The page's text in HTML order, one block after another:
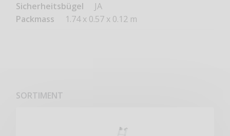
JA
1.74 x 0.57 x 0.12 m
SORTIMENT